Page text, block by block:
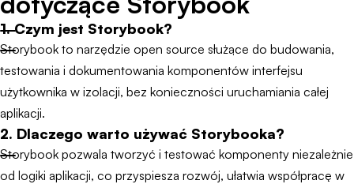
1. Czym jest Storybook?
Storybook to narzędzie open source służące do budowania,
testowania i dokumentowania komponentów interfejsu
użytkownika w izolacji, bez konieczności uruchamiania całej
aplikacji.
2. Dlaczego warto używać Storybooka?
Storybook pozwala tworzyć i testować komponenty niezależnie
od logiki aplikacji, co przyspiesza rozwój, ułatwia współpracę w